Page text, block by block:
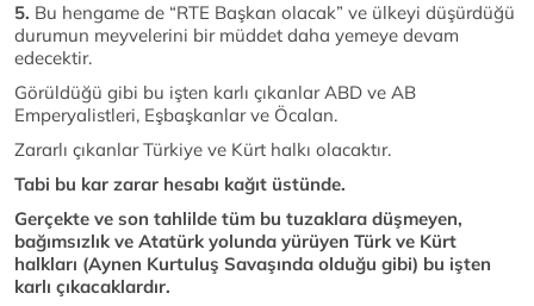
5. Bu hengame de “RTE Başkan olacak” ve ülkeyi düşürdüğü
durumun meyvelerini bir müddet daha yemeye devam
edecektir.
Görüldüğü gibi bu işten karlı çıkanlar ABD ve AB
Emperyalistleri, Eşbaşkanlar ve Öcalan.
Zararlı çıkanlar Türkiye ve Kürt halkı olacaktır.
Tabi bu kar zarar hesabı kağıt üstünde.
Gerçekte ve son tahlilde tüm bu tuzaklara düşmeyen,
bağımsızlık ve Atatürk yolunda yürüyen Türk ve Kürt
halkları (Aynen Kurtuluş Savaşında olduğu gibi) bu işten
karlı çıkacaklardır.